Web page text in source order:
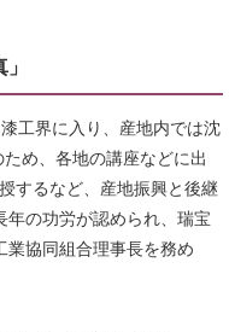
工界に入り、産地内では沈
め、各地の講座などに出
するなど、産地振興と後継
の功労が認められ、瑞宝
業協同組合理事長を務め